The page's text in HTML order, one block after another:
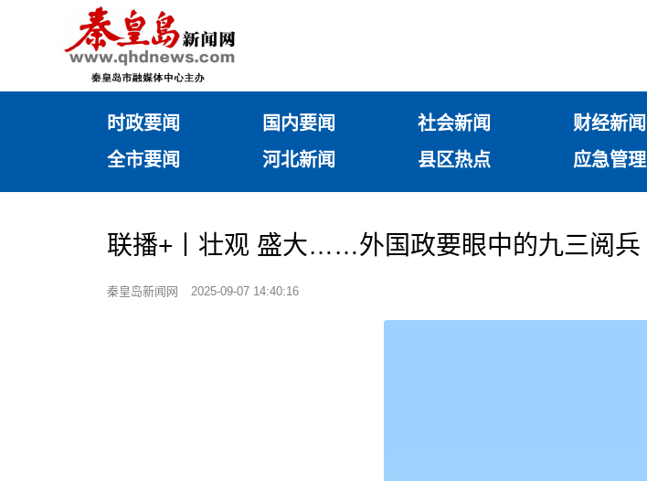
时政要闻 国内要闻 社会新闻 财经新闻
全市要闻
河北新闻 县区热点 应急管理
联播+丨壮观 盛大……外国政要眼中的九三阅兵
秦皇岛新闻网 2025-09-07 14:40:16